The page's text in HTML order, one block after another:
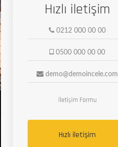
Hızlı iletişim
0212 000 00 00
0500 000 00 00
demo@demoincele.com
İletişim Formu
Hızlı iletişim